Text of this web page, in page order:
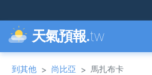
天氣預報.tw
到其他 > 尚比亞 > 馬扎布卡